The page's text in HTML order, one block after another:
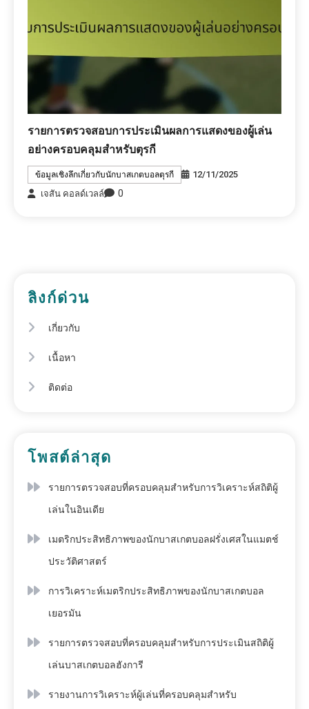
รายการตรวจสอบการประเมินผลการแสดงของผู้เล่น
อย่างครอบคลุมสำหรับตุรกี
ข้อมูลเชิงลึกเกี่ยวกับนักบาสเกตบอลตุรกี
12/11/2025
เจสัน คอลด์เวลล์
0
ลิงก์ด่วน
เกี่ยวกับ
เนื้อหา
ติดต่อ
โพสต์ล่าสุด
รายการตรวจสอบที่ครอบคลุมสำหรับการวิเคราะห์สถิติผู้
เล่นในอินเดีย
เมตริกประสิทธิภาพของนักบาสเกตบอลฝรั่งเศสในแมตช์
ประวัติศาสตร์
การวิเคราะห์เมตริกประสิทธิภาพของนักบาสเกตบอล
เยอรมัน
รายการตรวจสอบที่ครอบคลุมสำหรับการประเมินสถิติผู้
เล่นบาสเกตบอลฮังการี
รายงานการวิเคราะห์ผู้เล่นที่ครอบคลุมสำหรับ